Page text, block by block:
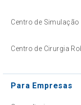
Centro de Simulação
Centro de Cirurgia
Para Empresas